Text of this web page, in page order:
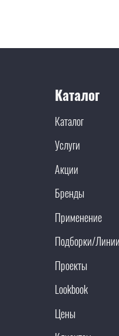
Каталог
Каталог
Услуги
Акции
Бренды
Применение
Подборки/Линии
Проекты
Lookbook
Цены